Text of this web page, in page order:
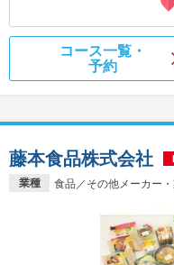
コース一覧・
予約
業種 食品／その他メーカー
藤本食品株式会社